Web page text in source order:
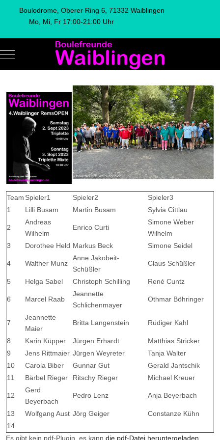
Boulodrome, Oberer Ring 6, 71332 Waiblingen
Mo, Mi, Fr 17:00-21:00 Uhr
Mobile Menu Toggle
Team Spieler1 Spieler2
Spieler3
1
Lilli Busam Martin Busam Sylvia Cittlau
2
Andreas
Wilhelm
Enrico Curti
Simone Weber
Wilhelm
3
Dorothee Held Markus Beck Simone Seidel
4 Walther Munz
Anne Jakobeit-
Schüßler
Claus Schüßler
5 Helga Sabel Christoph Schilling René Cuntz
6 Marcel Raab
Jeannette
Schlichenmayer
Othmar Böhringer
7
Jeannette
Maier
Britta Langenstein Rüdiger Kahl
8 Karin Küpper Jürgen Erhardt
Matthias Stricker
9
Jens Rittmaier Jürgen Weyreter
Tanja Walter
10
Carola Biber Gunnar Gut
Gerald Jantschik
11
Bärbel Rieger Ritschy Rieger Michael Kreuer
12
Gerd
Beyerbach
Pedro Lenz Anja Beyerbach
13 Wolfgang Aust Jörg Geiger
Constanze Kühn
14
Es gibt kein pdf-Plugin, es kann die pdf-Datei heruntergeladen